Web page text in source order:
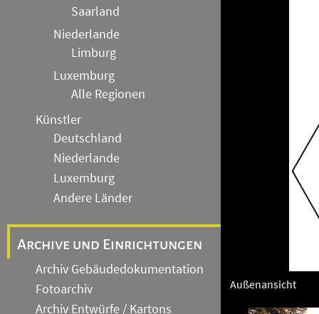
Saarland
Niederlande
Limburg
Luxemburg
Alle Regionen
Künstler
Deutschland
Niederlande
Luxemburg
Andere Länder
Archive und Einrichtungen
Archiv Gebäudedokumentation
Fotoarchiv
Archiv Entwürfe / Kartons
Außenansicht